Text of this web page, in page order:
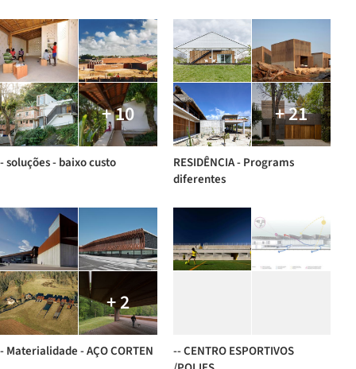
+ 10
- soluções - baixo custo
+ 21
RESIDÊNCIA - Programs
diferentes
+ 2
- Materialidade - AÇO CORTEN
-- CENTRO ESPORTIVOS